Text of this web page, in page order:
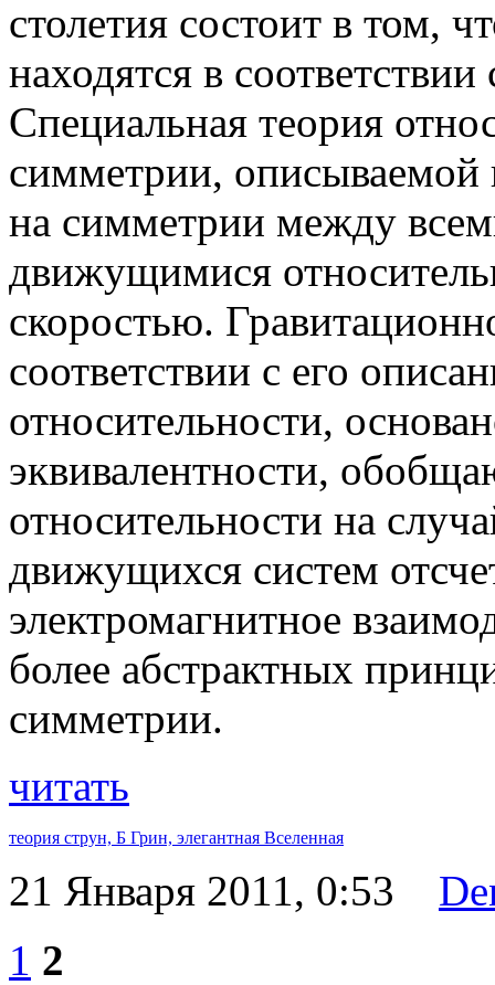
столетия состоит в том,
находятся в
Специальная теория
симметрии, описываемой
на симметрии между
движущимися
скоростью.
соответствии с его
относительности,
эквивалентности,
относительности на
движущихся систем
электромагнитное
более абстрактных
симметрии.
читать
теория струн, Б Грин, элегантная Вселенная
21 Января 2011, 0:53
1 2